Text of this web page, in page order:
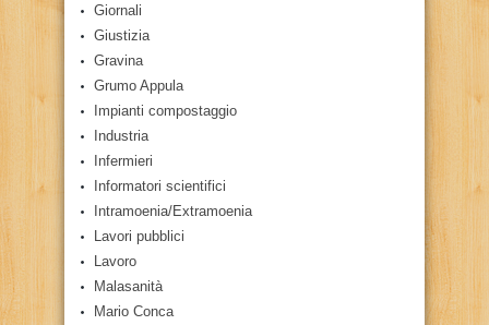
Giornali
Giustizia
Gravina
Grumo Appula
Impianti compostaggio
Industria
Infermieri
Informatori scientifici
Intramoenia/Extramoenia
Lavori pubblici
Lavoro
Malasanità
Mario Conca